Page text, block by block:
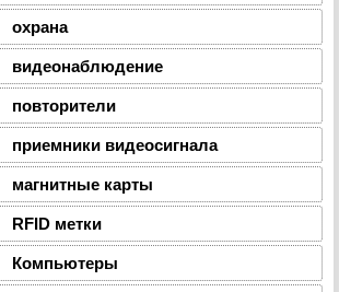
охрана
видеонаблюдение
повторители
приемники видеосигнала
магнитные карты
RFID метки
Компьютеры